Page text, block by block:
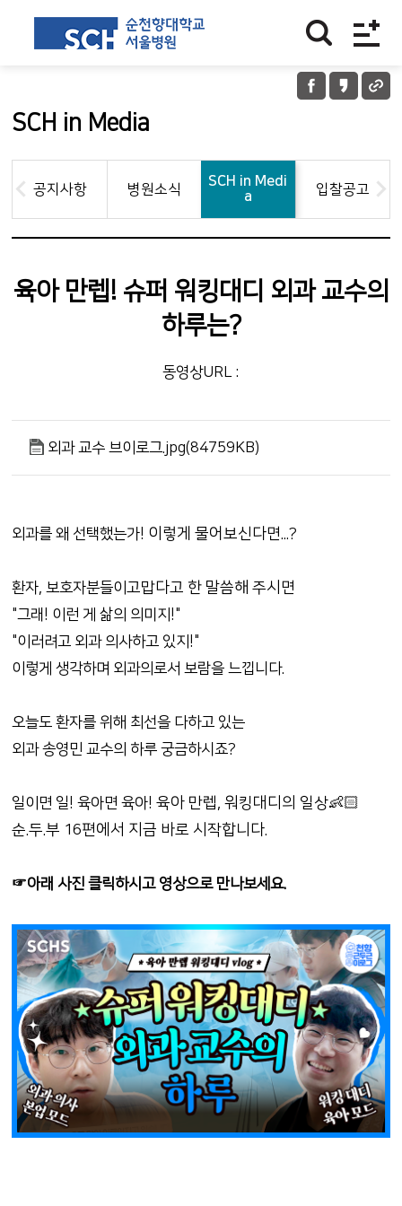
SCH in Media
공지사항 병원소식
SCH in Medi
a
입찰공고
육아 만렙! 슈퍼 워킹대디 외과 교수의
하루는?
동영상URL :
외과 교수 브이로그.jpg(84759KB)
외과를 왜 선택했는가! 이렇게 물어보신다면...?
환자, 보호자분들이고맙다고 한 말씀해 주시면
"그래! 이런 게 삶의 의미지!"
"이러려고 외과 의사하고 있지!"
이렇게 생각하며 외과의로서 보람을 느낍니다.
오늘도 환자를 위해 최선을 다하고 있는
외과 송영민 교수의 하루 궁금하시죠?
일이면 일! 육아면 육아!육아 만렙, 워킹대디의 일상👶🏻
순.두.부 16편에서 지금 바로 시작합니다.
☞아래 사진 클릭하시고 영상으로 만나보세요.